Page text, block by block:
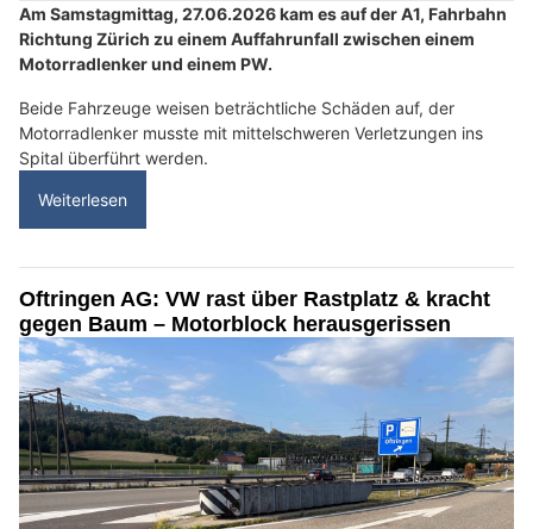
Am Samstagmittag, 27.06.2026 kam es auf der A1, Fahrbahn
Richtung Zürich zu einem Auffahrunfall zwischen einem
Motorradlenker und einem PW.
Beide Fahrzeuge weisen beträchtliche Schäden auf, der
Motorradlenker musste mit mittelschweren Verletzungen ins
Spital überführt werden.
Weiterlesen
Oftringen AG: VW rast über Rastplatz & kracht
gegen Baum – Motorblock herausgerissen